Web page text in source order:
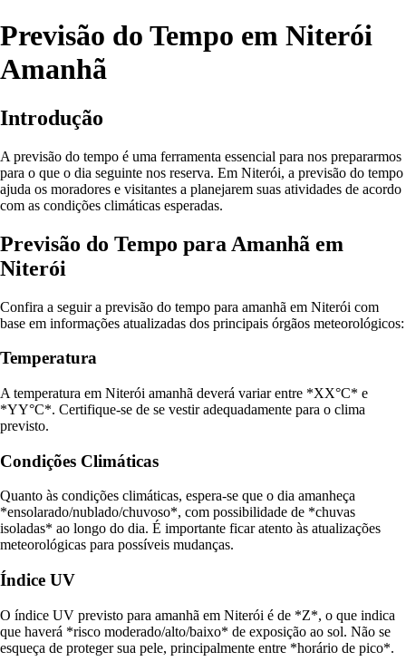
Previsão do Tempo em Niterói
Amanhã
Introdução
A previsão do tempo é uma ferramenta essencial para nos prepararmos
para o que o dia seguinte nos reserva. Em Niterói, a previsão do tempo
ajuda os moradores e visitantes a planejarem suas atividades de acordo
com as condições climáticas esperadas.
Previsão do Tempo para Amanhã em
Niterói
Confira a seguir a previsão do tempo para amanhã em Niterói com
base em informações atualizadas dos principais órgãos meteorológicos:
Temperatura
A temperatura em Niterói amanhã deverá variar entre *XX°C* e
*YY°C*. Certifique-se de se vestir adequadamente para o clima
previsto.
Condições Climáticas
Quanto às condições climáticas, espera-se que o dia amanheça
*ensolarado/nublado/chuvoso*, com possibilidade de *chuvas
isoladas* ao longo do dia. É importante ficar atento às atualizações
meteorológicas para possíveis mudanças.
Índice UV
O índice UV previsto para amanhã em Niterói é de *Z*, o que indica
que haverá *risco moderado/alto/baixo* de exposição ao sol. Não se
esqueça de proteger sua pele, principalmente entre *horário de pico*.